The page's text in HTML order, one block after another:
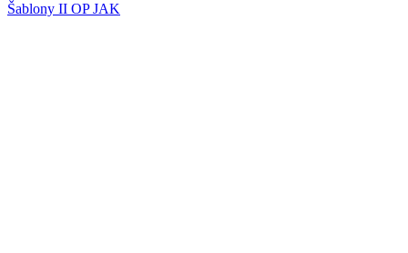
Šablony II OP JAK